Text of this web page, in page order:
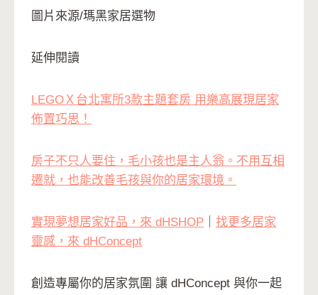
圖片來源/瑪黑家居選物
延伸閱讀
LEGOＸ台北寓所3款主題套房 用樂高展現居家
佈置巧思！
房子不只人要住，毛小孩也是主人翁。不用互相
遷就，也能改善毛孩與你的居家環境。
實現夢想居家好品，來 dHSHOP
找更多居家
靈感，來 dHConcept
創造專屬你的居家氛圍 讓 dHConcept 與你一起